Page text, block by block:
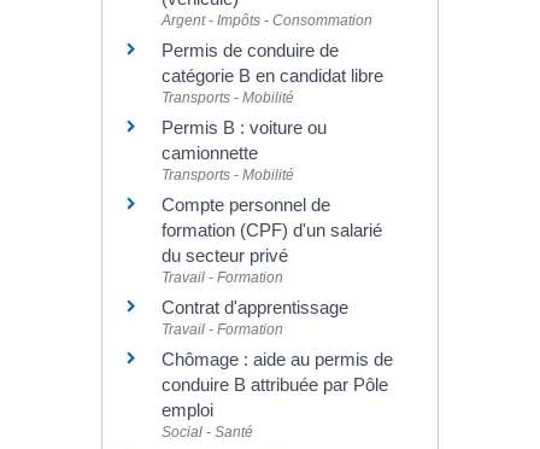
Argent - Impôts - Consommation
Permis de conduire de
catégorie B en candidat libre
Transports - Mobilité
Permis B : voiture ou
camionnette
Transports - Mobilité
Compte personnel de
formation (CPF) d'un salarié
du secteur privé
Travail - Formation
Contrat d'apprentissage
Travail - Formation
Chômage : aide au permis de
conduire B attribuée par Pôle
emploi
Social - Santé